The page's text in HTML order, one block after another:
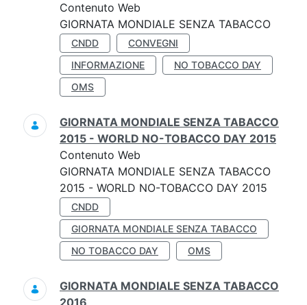
Contenuto Web
GIORNATA MONDIALE SENZA TABACCO
CNDD
CONVEGNI
INFORMAZIONE
NO TOBACCO DAY
OMS
GIORNATA MONDIALE SENZA TABACCO
2015 - WORLD NO-TOBACCO DAY 2015
Contenuto Web
GIORNATA MONDIALE SENZA TABACCO
2015 - WORLD NO-TOBACCO DAY 2015
CNDD
GIORNATA MONDIALE SENZA TABACCO
NO TOBACCO DAY
OMS
GIORNATA MONDIALE SENZA TABACCO
2016